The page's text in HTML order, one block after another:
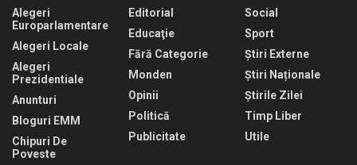
Alegeri
Europarlamentare
Alegeri Locale
Alegeri
Prezidentiale
Anunturi
Bloguri EMM
Chipuri De
Poveste
Editorial
Educaţie
Fără Categorie
Monden
Opinii
Politică
Publicitate
Social
Sport
Știri Externe
Știri Naționale
Știrile Zilei
Timp Liber
Utile